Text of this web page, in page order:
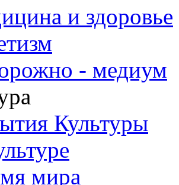
и здоровье
- медиум
Культуры
мира